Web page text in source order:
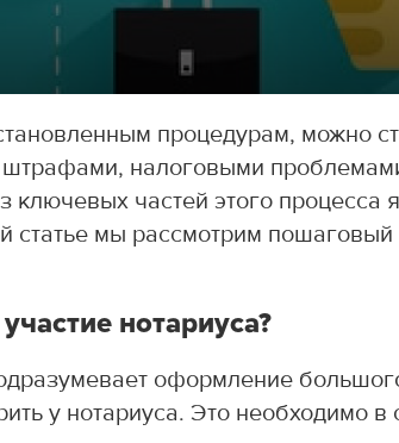
процедурам, можно
налоговыми
ключевых частей этого процесса
статье мы рассмотрим
нотариуса?
оформление
у нотариуса. Это необходимо